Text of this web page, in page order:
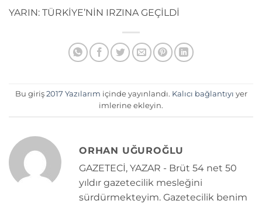
YARIN: TÜRKİYE’NİN IRZINA GEÇİLDİ
Bu giriş 2017 Yazılarım içinde yayınlandı. Kalıcı bağlantıyı yer
imlerine ekleyin.
ORHAN UĞUROĞLU
GAZETECİ, YAZAR - Brüt 54 net 50
yıldır gazetecilik mesleğini
sürdürmekteyim. Gazetecilik benim